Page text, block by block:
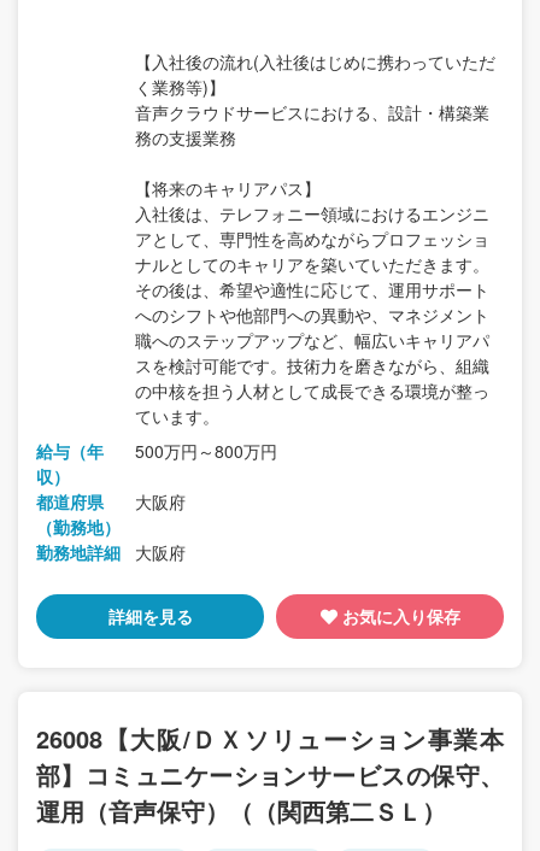
【入社後の流れ(入社後はじめに携わっていただ
く業務等)】
音声クラウドサービスにおける、設計・構築業
務の支援業務
【将来のキャリアパス】
入社後は、テレフォニー領域におけるエンジニ
アとして、専門性を高めながらプロフェッショ
ナルとしてのキャリアを築いていただきます。
その後は、希望や適性に応じて、運用サポート
へのシフトや他部門への異動や、マネジメント
職へのステップアップなど、幅広いキャリアパ
スを検討可能です。技術力を磨きながら、組織
の中核を担う人材として成長できる環境が整っ
ています。
給与（年
収）
500万円～800万円
都道府県
（勤務地）
大阪府
勤務地詳細 大阪府
詳細を見る お気に入り保存
26008【大阪/ＤＸソリューション事業本
部】コミュニケーションサービスの保守、
運用（音声保守）（（関西第二ＳＬ）